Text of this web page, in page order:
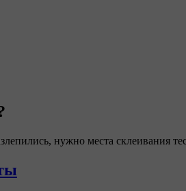
нужно места склеивания